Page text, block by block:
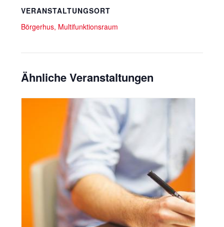
VERANSTALTUNGSORT
Börgerhus, Multifunktionsraum
Ähnliche Veranstaltungen